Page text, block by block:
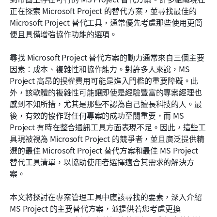
正在探索 Microsoft Project 的替代方案，並尋找最佳的
Microsoft Project 替代工具，通常優先考慮那些使用更簡
便且具備增強協作功能的選項。
尋找 Microsoft Project 替代方案的動力通常來自三個主要
因素：成本、複雜性和協作能力。對許多人來說，MS
Project 高昂的授權費用可能是進入門檻的重要障礙。此
外，該軟體的複雜性可能讓即使是經驗豐富的專案經理也
感到不知所措，尤其是那些不認為自己擅長科技的人。最
後，有效的協作對任何專案的成功至關重要，而 MS
Project 有時在整合通訊工具方面表現不足。因此，這些工
具現被視為 Microsoft Project 的競爭者，並且廣泛提供精
選的最佳 Microsoft Project 替代方案和最佳 MS Project
替代工具清單，以協助使用者選擇適合其需求的解決方
案。
本文將探討在專案管理工具中應該尋找的要素，深入介紹
MS Project 的主要替代方案，並提供若您考慮更換
從 MS Project 過渡到替代方案 Lark 的方法
結論
相關閱讀